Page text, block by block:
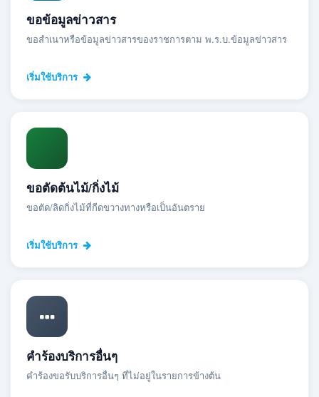
ขอข้อมูลข่าวสาร
ขอสำเนาหรือข้อมูลข่าวสารของราชการตาม พ.ร.บ.ข้อมูลข่าวสาร
เริ่มใช้บริการ
ขอตัดต้นไม้/กิ่งไม้
ขอตัด/ลิดกิ่งไม้ที่กีดขวางทางหรือเป็นอันตราย
เริ่มใช้บริการ
คำร้องบริการอื่นๆ
คำร้องขอรับบริการอื่นๆ ที่ไม่อยู่ในรายการข้างต้น